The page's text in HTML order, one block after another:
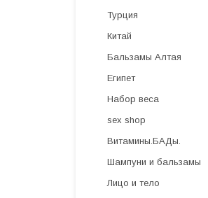
Турция
Китай
Бальзамы Алтая
Египет
Набор веса
sex shop
Витамины.БАДы.
Шампуни и бальзамы
Лицо и тело